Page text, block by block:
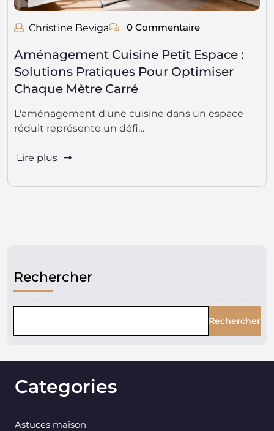
Christine Beviga 0 Commentaire
Aménagement Cuisine Petit Espace :
Solutions Pratiques Pour Optimiser
Chaque Mètre Carré
L'aménagement d'une cuisine dans un espace
réduit représente un défi…
Lire plus
Rechercher
Rechercher
Categories
Astuces maison